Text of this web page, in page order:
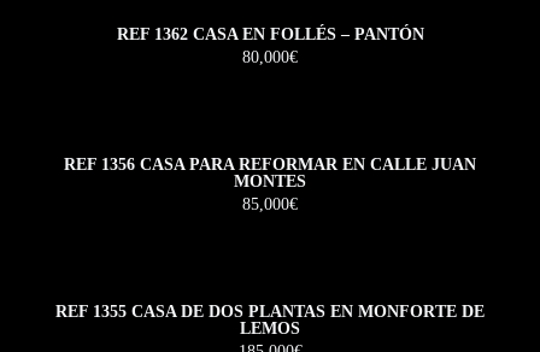
REF 1362 CASA EN FOLLÉS – PANTÓN
80,000€
REF 1356 CASA PARA REFORMAR EN CALLE JUAN
MONTES
85,000€
REF 1355 CASA DE DOS PLANTAS EN MONFORTE DE
LEMOS